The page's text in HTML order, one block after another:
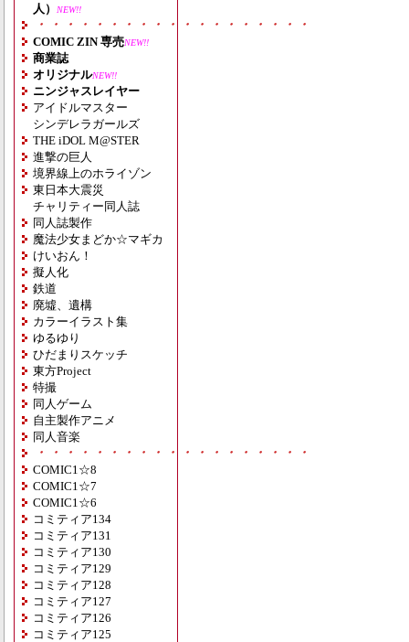
人）
NEW!!
・・・・・・・・・・・・・・・・・・・
COMIC ZIN 専売NEW!!
商業誌
オリジナルNEW!!
ニンジャスレイヤー
アイドルマスター
シンデレラガールズ
THE iDOL M@STER
進撃の巨人
境界線上のホライゾン
東日本大震災
チャリティー同人誌
同人誌製作
魔法少女まどか☆マギカ
けいおん！
擬人化
鉄道
廃墟、遺構
カラーイラスト集
ゆるゆり
ひだまりスケッチ
東方Project
特撮
同人ゲーム
自主製作アニメ
同人音楽
・・・・・・・・・・・・・・・・・・・
COMIC1☆8
COMIC1☆7
COMIC1☆6
コミティア134
コミティア131
コミティア130
コミティア129
コミティア128
コミティア127
コミティア126
コミティア125